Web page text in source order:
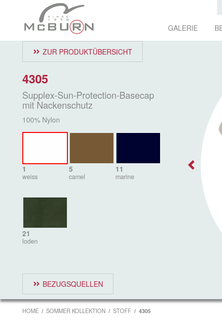
GALERIE
ZUR PRODUKTÜBERSICHT
4305
Supplex-Sun-Protection-Basecap
mit Nackenschutz
100% Nylon
1
weiss
5
camel
11
marine
21
loden
BEZUGSQUELLEN
HOME SOMMER KOLLEKTION STOFF 4305